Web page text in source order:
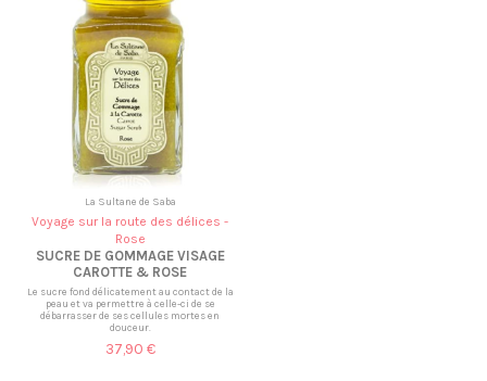
La Sultane de Saba
Voyage sur la route des délices -
Rose
SUCRE DE GOMMAGE VISAGE
CAROTTE & ROSE
Le sucre fond délicatement au contact de la
peau et va permettre à celle-ci de se
débarrasser de ses cellules mortes en
douceur.
37,90 €